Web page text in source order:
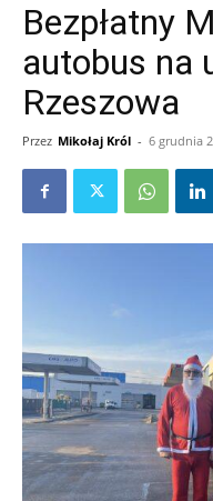
Bezpłatny
autobus na
Rzeszowa
Przez Mikołaj Król - 6 grudnia